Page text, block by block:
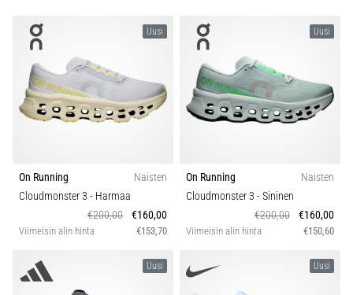
Uusi
On Running
Naisten
Cloudmonster 3 - Harmaa
€200,00
€160,00
Viimeisin alin hinta €153,70
Uusi
On Running
Naisten
Cloudmonster 3 - Sininen
€200,00
€160,00
Viimeisin alin hinta €150,60
Uusi Uusi